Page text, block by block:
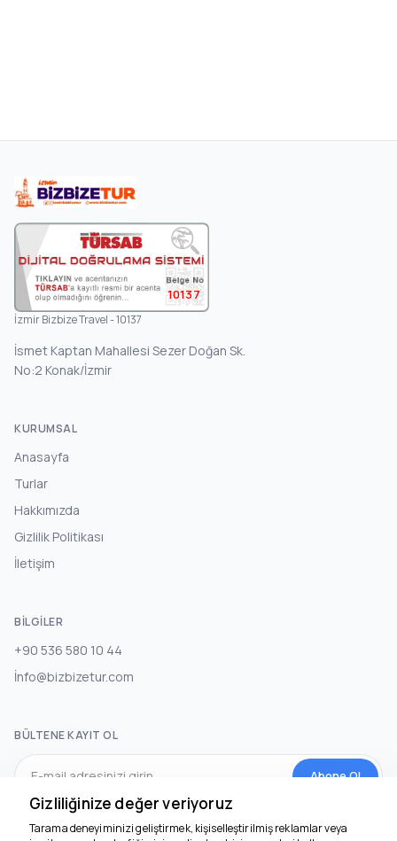
10137
İzmir Bizbize Travel - 10137
İsmet Kaptan Mahallesi Sezer Doğan Sk.
No:2 Konak/İzmir
KURUMSAL
Anasayfa
Turlar
Hakkımızda
Gizlilik Politikası
İletişim
BILGILER
+90 536 580 10 44
İnfo@bizbizetur.com
BÜLTENE KAYIT OL
Abone Ol
SOSYAL MEDYA
Gizliliğinize değer veriyoruz
Tarama deneyiminizi geliştirmek, kişiselleştirilmiş reklamlar veya